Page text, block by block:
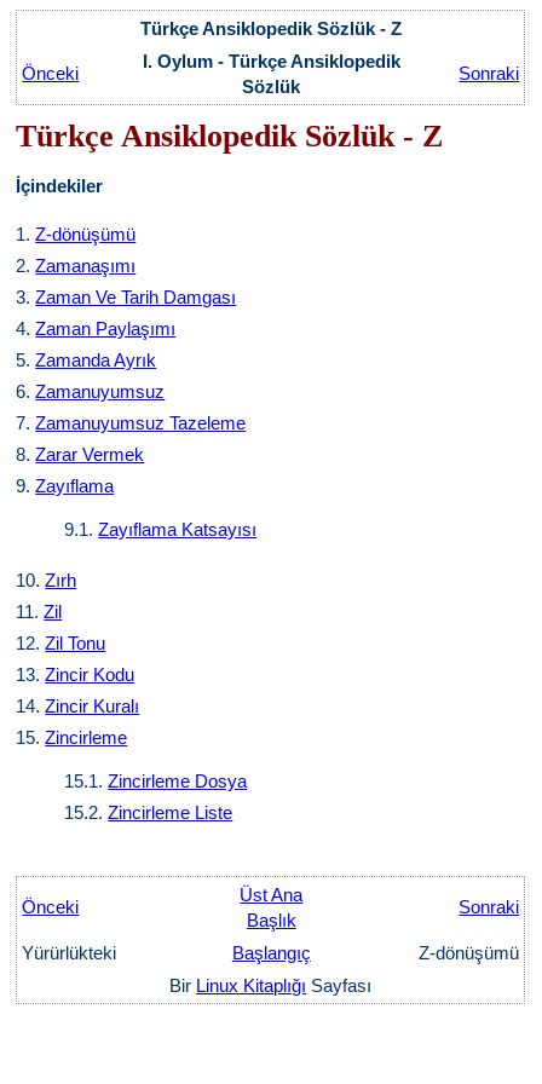
Türkçe Ansiklopedik Sözlük - Z
Önceki
I. Oylum - Türkçe Ansiklopedik
Sözlük
Sonraki
Türkçe Ansiklopedik Sözlük - Z
İçindekiler
1.Z-dönüşümü
2.Zamanaşımı
3.Zaman Ve Tarih Damgası
4.Zaman Paylaşımı
5.Zamanda Ayrık
6.Zamanuyumsuz
7.Zamanuyumsuz Tazeleme
8.Zarar Vermek
9.Zayıflama
9.1.Zayıflama Katsayısı
10.Zırh
11.Zil
12.Zil Tonu
13.Zincir Kodu
14.Zincir Kuralı
15.Zincirleme
15.1.Zincirleme Dosya
15.2.Zincirleme Liste
Önceki
Üst Ana
Başlık
Sonraki
Yürürlükteki Başlangıç
Z-dönüşümü
Bir Linux Kitaplığı Sayfası